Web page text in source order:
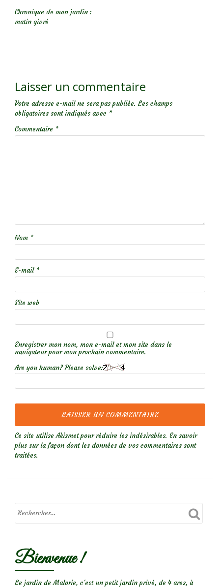
Chronique de mon jardin :
matin givré
Laisser un commentaire
Votre adresse e-mail ne sera pas publiée. Les champs
obligatoires sont indiqués avec *
Commentaire *
Nom *
E-mail *
Site web
Enregistrer mon nom, mon e-mail et mon site dans le
navigateur pour mon prochain commentaire.
Are you human? Please solve:
Ce site utilise Akismet pour réduire les indésirables. En savoir
plus sur la façon dont les données de vos commentaires sont
traitées.
Bienvenue !
Le jardin de Malorie, c'est un petit jardin privé, de 4 ares, à